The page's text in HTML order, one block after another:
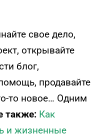
свое дело,
открывайте
блог,
продавайте
то новое… Одним
также: Как
и жизненные